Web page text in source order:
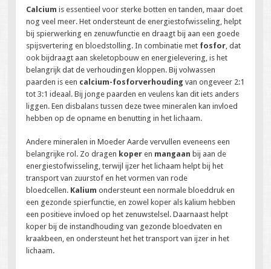
Calciumis essentieel voor sterke botten en tanden, maar doet
nog veel meer. Het ondersteunt de energiestofwisseling, helpt
bij spierwerking en zenuwfunctie en draagt bij aan een goede
spijsvertering en bloedstolling. In combinatie met fosfor , dat
ook bijdraagt aan skeletopbouw en energielevering, is het
belangrijk dat de verhoudingen kloppen. Bij volwassen
paarden is een calcium-fosforverhouding van ongeveer 2:1
tot 3:1 ideaal. Bij jonge paarden en veulens kan dit iets anders
liggen. Een disbalans tussen deze twee mineralen kan invloed
hebben op de opname en benutting in het lichaam.
Andere mineralen in Moeder Aarde vervullen eveneens een
belangrijke rol. Zo dragen koperen mangaan bij aan de
energiestofwisseling, terwijl ijzer het lichaam helpt bij het
transport van zuurstof en het vormen van rode
bloedcellen. Kaliumondersteunt een normale bloeddruk en
een gezonde spierfunctie, en zowel koper als kalium hebben
een positieve invloed op het zenuwstelsel. Daarnaast helpt
koper bij de instandhouding van gezonde bloedvaten en
kraakbeen, en ondersteunt het het transport van ijzer in het
lichaam.